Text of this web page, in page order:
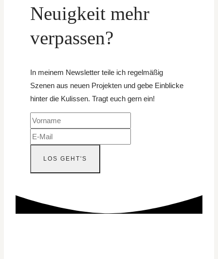
Neuigkeit mehr
verpassen?
In meinem Newsletter teile ich regelmäßig
Szenen aus neuen Projekten und gebe Einblicke
hinter die Kulissen. Tragt euch gern ein!